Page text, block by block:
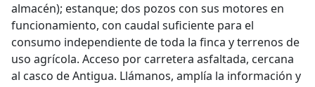
almacén); estanque; dos pozos con sus motores en
funcionamiento, con caudal suficiente para el
consumo independiente de toda la finca y terrenos de
uso agrícola. Acceso por carretera asfaltada, cercana
al casco de Antigua. Llámanos, amplía la información y